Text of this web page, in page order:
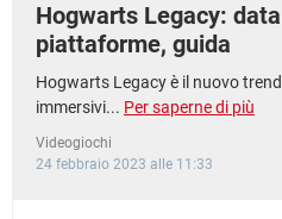
Hogwarts Legacy:
piattaforme, guida
Hogwarts Legacy è il nuovo
immersivi... Per saperne di più
Videogiochi
24 febbraio 2023 alle 11:33